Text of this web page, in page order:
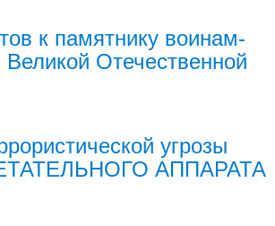
к памятнику воинам-
Отечественной
угрозы
АППАРАТА